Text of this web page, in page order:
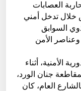
العصابات
خلال تدخل أمني
السوابق
الأمن
الأمنية، أثناء
لمقاطعة جنان الورد،
العام، كان